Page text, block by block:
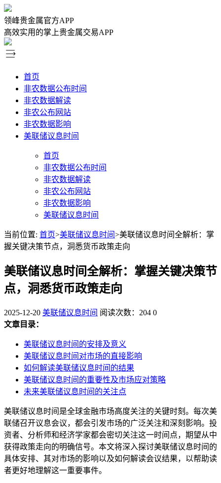
领峰贵金属官方APP
高效实用的掌上贵金属交易APP
首页
非农数据公布时间
非农数据解读
非农公布网站
非农数据影响
美联储议息时间
首页
非农数据公布时间
非农数据解读
非农公布网站
非农数据影响
美联储议息时间
当前位置: 首页>美联储议息时间>美联储议息时间全解析：掌
握关键决策节点，洞悉货币政策走向
美联储议息时间全解析：掌握关键决策节
点，洞悉货币政策走向
2025-12-20 美联储议息时间 阅读次数：204 0
文章目录：
美联储议息时间的安排及意义
美联储议息时间对市场的直接影响
如何解读美联储议息时间的结果
美联储议息时间的重要性及市场应对策略
未来美联储议息时间的关注点
美联储议息时间是全球金融市场高度关注的关键时刻。每次美
联储召开议息会议，都会引发市场的广泛关注和深刻影响。投
资者、分析师和经济学家都会密切关注这一时间点，期望从中
获得政策走向的明确信号。本文将深入探讨美联储议息时间的
具体安排、其对市场的影响以及如何解读会议结果，以帮助读
者更好地理解这一重要事件。